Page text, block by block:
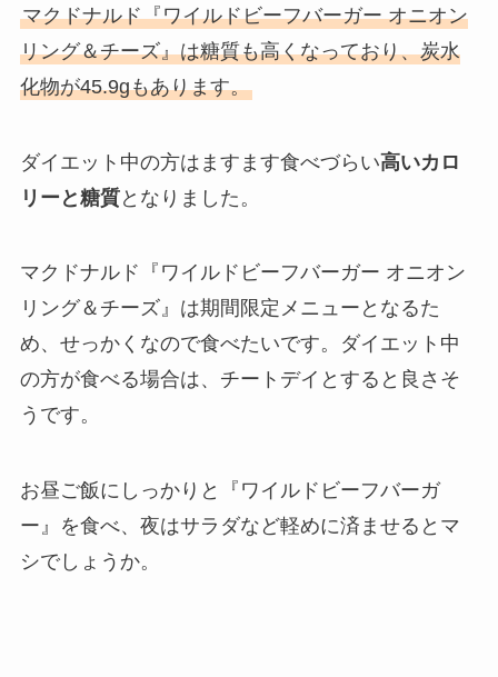
マクドナルド『ワイルドビーフバーガー オニオン
リング＆チーズ』は糖質も高くなっており、炭水
化物が45.9gもあります。
ダイエット中の方はますます食べづらい高いカロ
リーと糖質となりました。
マクドナルド『ワイルドビーフバーガー オニオン
リング＆チーズ』は期間限定メニューとなるた
め、せっかくなので食べたいです。ダイエット中
の方が食べる場合は、チートデイとすると良さそ
うです。
お昼ご飯にしっかりと『ワイルドビーフバーガ
ー』を食べ、夜はサラダなど軽めに済ませるとマ
シでしょうか。